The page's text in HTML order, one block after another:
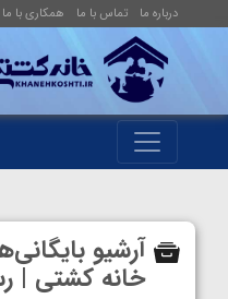
درباره ما تماس با ما همکاری با ما
آرشیو
خانه کشتی |